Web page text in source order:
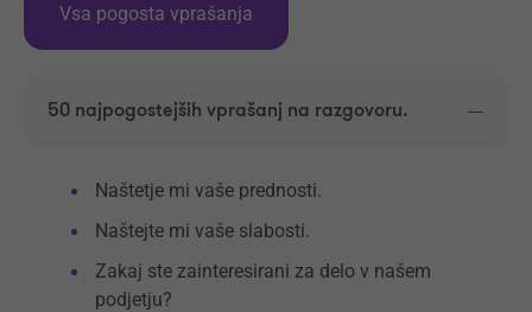
Vsa pogosta vprašanja
50 najpogostejših vprašanj na razgovoru.
Naštetje mi vaše prednosti.
Naštejte mi vaše slabosti.
Zakaj ste zainteresirani za delo v našem
podjetju?